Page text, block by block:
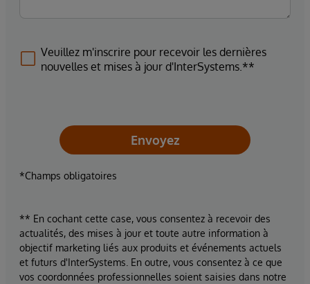
Veuillez m'inscrire pour recevoir les dernières
nouvelles et mises à jour d'InterSystems.**
Envoyez
*Champs obligatoires
** En cochant cette case, vous consentez à recevoir des
actualités, des mises à jour et toute autre information à
objectif marketing liés aux produits et événements actuels
et futurs d'InterSystems. En outre, vous consentez à ce que
vos coordonnées professionnelles soient saisies dans notre